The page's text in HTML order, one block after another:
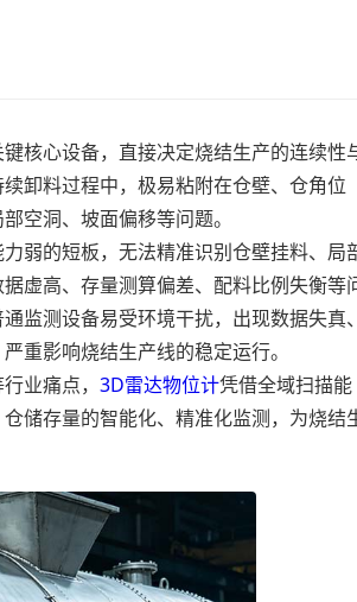
核心设备，直接决定烧结生产的连续性
卸料过程中，极易粘附在仓壁、仓角位
空洞、坡面偏移等问题。
弱的短板，无法精准识别仓壁挂料、局
虚高、存量测算偏差、配料比例失衡等
监测设备易受环境干扰，出现数据失真
重影响烧结生产线的稳定运行。
业痛点，3D雷达物位计凭借全域扫描能
储存量的智能化、精准化监测，为烧结